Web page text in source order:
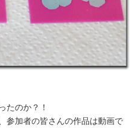
たのか？！
参加者の皆さんの作品は動画で